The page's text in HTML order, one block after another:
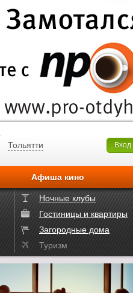
Тольятти Вход
Афиша кино
Ночные клубы
Гостиницы и квартиры
Загородные дома
Туризм